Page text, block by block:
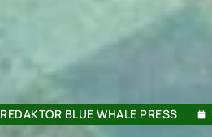
REDAKTOR BLUE WHALE PRESS